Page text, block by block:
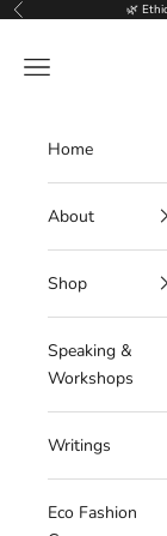
Skip to content
Previous 🌿
Navigation menu
Home
About
Shop
Speaking &
Workshops
Writings
Eco Fashion